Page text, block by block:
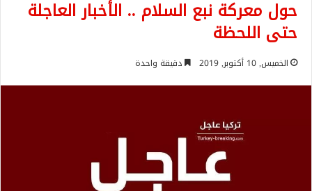
حول معركة نبع السلام .. الأخبار العاجلة
حتى اللحظة
الخميس, 10 أكتوبر, 2019 دقيقة واحدة